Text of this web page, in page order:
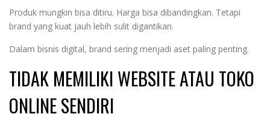
Produk mungkin bisa ditiru. Harga bisa dibandingkan. Tetapi
brand yang kuat jauh lebih sulit digantikan.
Dalam bisnis digital, brand sering menjadi aset paling penting.
TIDAK MEMILIKI WEBSITE ATAU TOKO
ONLINE SENDIRI